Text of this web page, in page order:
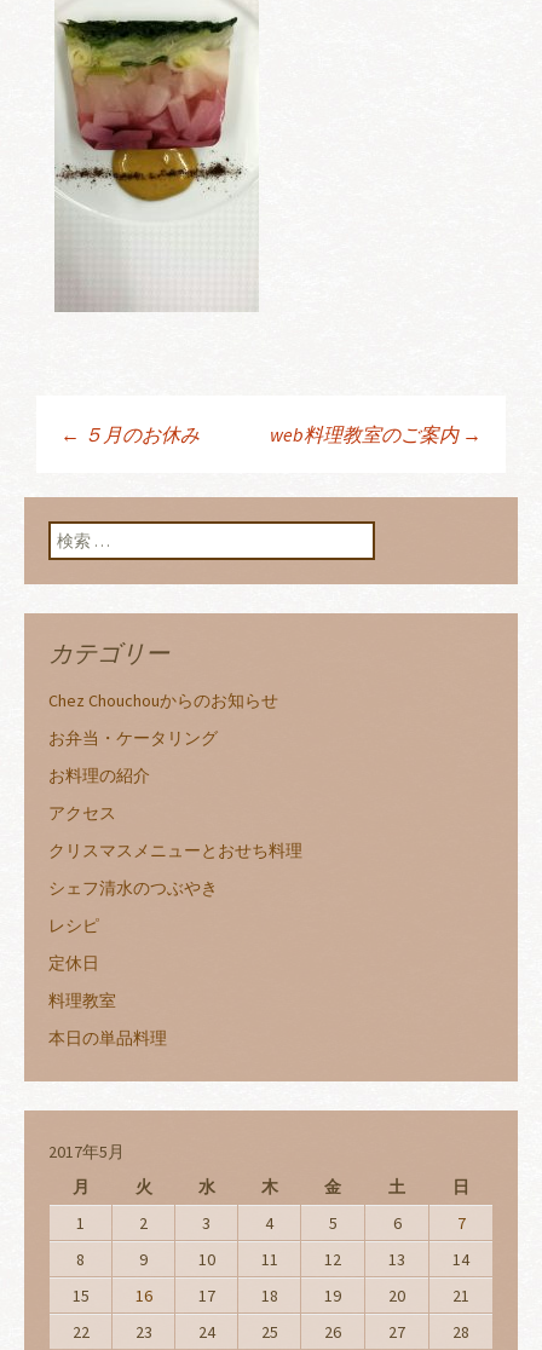
ン
← ５月のお休み web料理教室のご案内 →
検索:
カテゴリー
Chez Chouchouからのお知らせ
お弁当・ケータリング
お料理の紹介
アクセス
クリスマスメニューとおせち料理
シェフ清水のつぶやき
レシピ
定休日
料理教室
本日の単品料理
2017年5月
月
火 水 木 金 土 日
1 2 3 4 5 6
7
8
9 10 11 12 13
14
15
16 17 18 19 20
21
22
23 24 25 26 27
28